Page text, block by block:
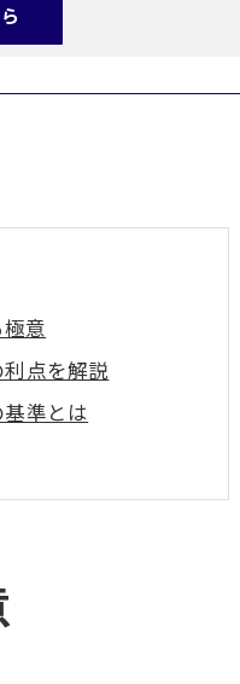
意
点を解説
準とは
特徴を知る
のコツ
分ける
の変動要因